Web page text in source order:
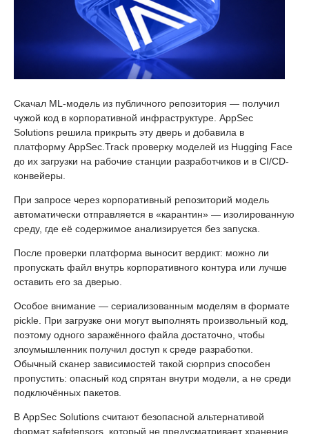
Скачал ML-модель из публичного репозитория — получил
чужой код в корпоративной инфраструктуре. AppSec
Solutions решила прикрыть эту дверь и добавила в
платформу AppSec.Track проверку моделей из Hugging Face
до их загрузки на рабочие станции разработчиков и в CI/CD-
конвейеры.
При запросе через корпоративный репозиторий модель
автоматически отправляется в «карантин» — изолированную
среду, где её содержимое анализируется без запуска.
После проверки платформа выносит вердикт: можно ли
пропускать файл внутрь корпоративного контура или лучше
оставить его за дверью.
Особое внимание — сериализованным моделям в формате
pickle. При загрузке они могут выполнять произвольный код,
поэтому одного заражённого файла достаточно, чтобы
злоумышленник получил доступ к среде разработки.
Обычный сканер зависимостей такой сюрприз способен
пропустить: опасный код спрятан внутри модели, а не среди
подключённых пакетов.
В AppSec Solutions считают безопасной альтернативой
формат safetensors, который не предусматривает хранение